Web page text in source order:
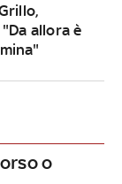
allora è
o